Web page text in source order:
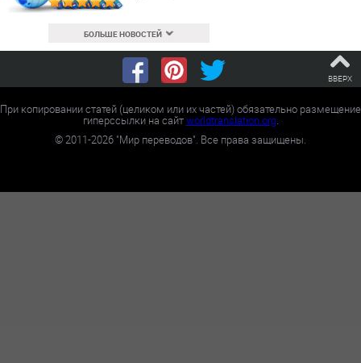
БОЛЬШЕ НОВОСТЕЙ
ВВЕРХ
При копировании статей (целиком или их частей) обязательно размещение
гиперссылки на сайтworldtranslation.org.
©2011-2026 "Мир переводов". Все права защищены.